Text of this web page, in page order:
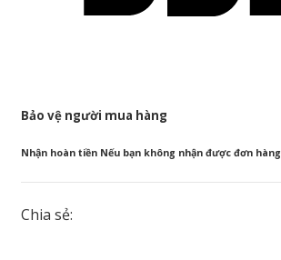
Bảo vệ người mua hàng
Nhận hoàn tiền Nếu bạn không nhận được đơn hàng
Chia sẻ: